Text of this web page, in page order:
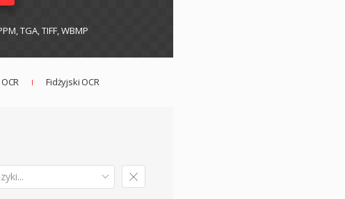
TGA, TIFF, WBMP
Fidżyjski OCR